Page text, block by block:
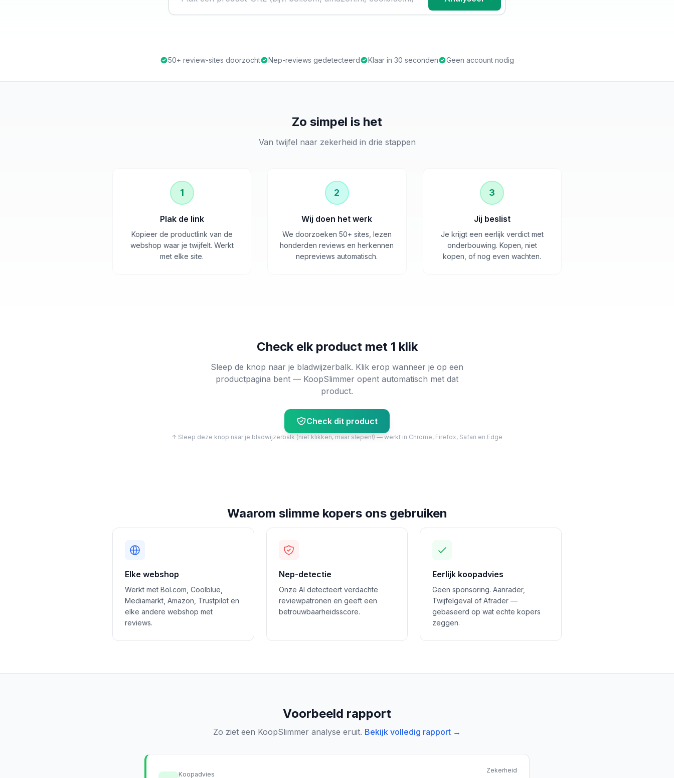
50+ review-sites doorzocht Nep-reviews gedetecteerd Klaar in 30 seconden Geen account nodig
Zo simpel is het
Van twijfel naar zekerheid in drie stappen
1
Plak de link
Kopieer de productlink van de
webshop waar je twijfelt. Werkt
met elke site.
2
Wij doen het werk
We doorzoeken 50+ sites, lezen
honderden reviews en herkennen
nepreviews automatisch.
3
Jij beslist
Je krijgt een eerlijk verdict met
onderbouwing. Kopen, niet
kopen, of nog even wachten.
Check elk product met 1 klik
Sleep de knop naar je bladwijzerbalk. Klik erop wanneer je op een
productpagina bent — KoopSlimmer opent automatisch met dat
product.
Check dit product
↑ Sleep deze knop naar je bladwijzerbalk (niet klikken, maar slepen!) — werkt in Chrome, Firefox, Safari en Edge
Waarom slimme kopers ons gebruiken
Elke webshop
Werkt met Bol.com, Coolblue,
Mediamarkt, Amazon, Trustpilot en
elke andere webshop met
reviews.
Nep-detectie
Onze AI detecteert verdachte
reviewpatronen en geeft een
betrouwbaarheidsscore.
Eerlijk koopadvies
Geen sponsoring. Aanrader,
Twijfelgeval of Afrader —
gebaseerd op wat echte kopers
zeggen.
Voorbeeld rapport
Zo ziet een KoopSlimmer analyse eruit. Bekijk volledig rapport →
Koopadvies
Zekerheid